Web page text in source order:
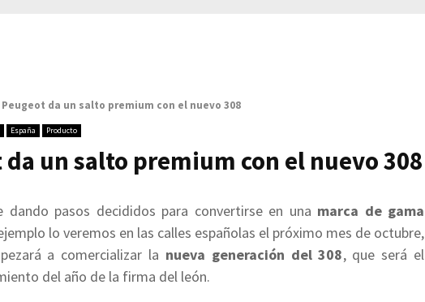
Peugeot da un salto premium con el nuevo 308
España Producto
da un salto premium con el nuevo 308
dando pasos decididos para convertirse en una marca de gama
lo veremos en las calles españolas el próximo mes de octubre,
a comercializar la nueva generación del 308, que será el
del año de la firma del león.